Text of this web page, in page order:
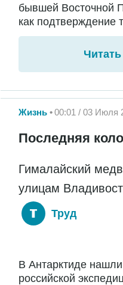
бывшей Восточной
как подтверждение
Жизнь 00:01 / 03 Июля
Последняя
Гималайский
улицам
Труд
В Антарктиде
российской